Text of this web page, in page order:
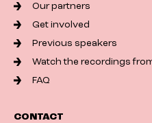
Our partners
Get involved
Previous speakers
Watch the recordings
FAQ
CONTACT